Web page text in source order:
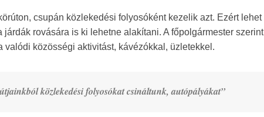
csupán közlekedési folyosóként kezelik azt. Ezért lehet
rovására is ki lehetne alakítani. A főpolgármester szerint
valódi közösségi aktivitást, kávézókkal, üzletekkel.
közlekedési folyosókat csináltunk, autópályákat”